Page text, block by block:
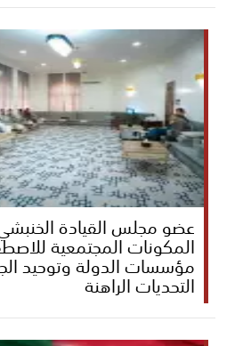
عضو مجلس القيادة
المكونات المجتمعية
مؤسسات الدولة وتوحيد
التحديات الراهنة